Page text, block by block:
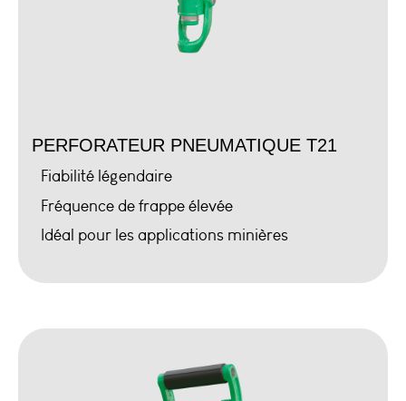
PERFORATEUR PNEUMATIQUE T21
Fiabilité légendaire
Fréquence de frappe élevée
Idéal pour les applications minières